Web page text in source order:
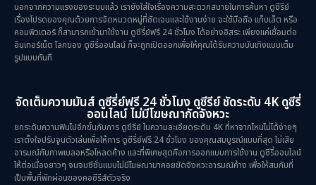
นอกจากความแรงของระบบแล้ว เรายังใส่ใจเรื่องความสะดวกสบายในการค้นหา ดูซีรีย์
เรื่องโปรดของคุณด้วยการจัดหมวดหมู่ที่ชัดเจนและใช้งานง่าย จะใช้มือถือ แท็บเล็ต หรือ
คอมพิวเตอร์ ก็สามารถเข้ามาใช้งาน ดูซีรี่ย์ฟรี 24 ชั่วโมง ได้อย่างอิสระ เพียงแค่เชื่อมต่อ
อินเทอร์เน็ต โลกของ ดูซีรี่ออนไลน์ ก็จะถูกเปิดออกเพื่อให้คุณได้รับความบันเทิงแบบเต็ม
รูปแบบทันที
จัดเต็มความมันส์ ดูซีรี่ย์ฟรี 24 ชั่วโมง ดูซีรีย์ ชัดระดับ 4K ดูซีรี่
ออนไลน์ ไม่มีโฆษณากัดจังหวะ
ยกระดับความฟินไปอีกขั้นกับการ ดูซีรีย์ ในความละเอียดระดับ 4K ที่หาจากไหนไม่ได้ง่ายๆ
เราตั้งใจปรับจูนตัวเล่นเพื่อให้การ ดูซีรี่ย์ฟรี 24 ชั่วโมง ของคุณสมบูรณ์แบบที่สุด ไม่เสีย
อารมณ์กับภาพเบลอหรือโหลดค้าง และที่พิเศษสุดคือการออกแบบการใช้งาน ดูซีรี่ออนไลน์
ให้ต่อเนื่องยาวๆ จนจบซีซั่นแบบไม่มีโฆษณามาคอยขัดจังหวะอารมณ์ค้าง เพื่อให้สมกับที่
เป็นพื้นที่พักผ่อนของคอซีรีส์ตัวจริง